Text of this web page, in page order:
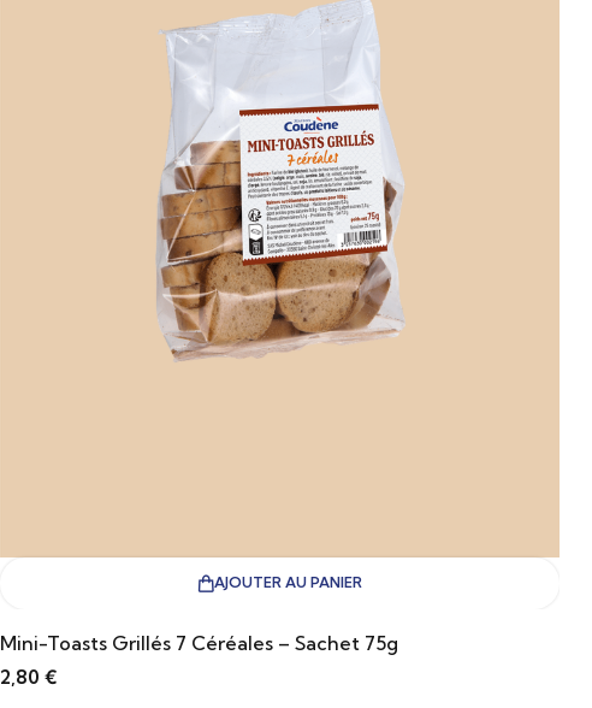
AJOUTER AU PANIER
Mini-Toasts Grillés 7 Céréales – Sachet 75g
2,80 €